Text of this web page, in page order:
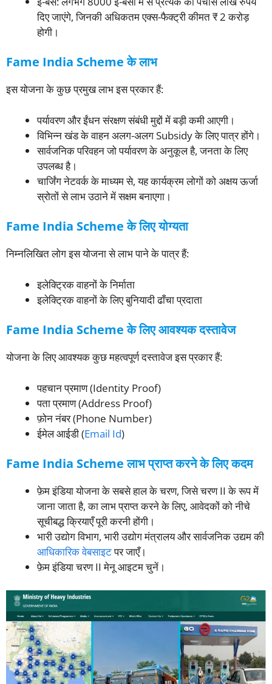
दिए जाएंगे, जिनकी अधिकतम एक्स-फैक्ट्री कीमत ₹ 2 करोड़
होगी।
Fame India Scheme के लाभ
इस योजना के कुछ प्रमुख लाभ इस प्रकार हैं:
पर्यावरण और ईंधन संरक्षण संबंधी मुद्दों में बड़ी कमी आएगी।
विभिन्न खंड के वाहन अलग-अलग Subsidy के लिए पात्र होंगे।
सार्वजनिक परिवहन जो पर्यावरण के अनुकूल है, जनता के लिए
उपलब्ध है।
चार्जिंग नेटवर्क के माध्यम से, यह कार्यक्रम लोगों को अक्षय ऊर्जा
स्रोतों से लाभ उठाने में सक्षम बनाएगा।
Fame India Scheme के लिए योग्यता
निम्नलिखित लोग इस योजना से लाभ पाने के पात्र हैं:
इलेक्ट्रिक वाहनों के निर्माता
इलेक्ट्रिक वाहनों के लिए बुनियादी ढाँचा प्रदाता
Fame India Scheme के लिए आवश्यक दस्तावेज
योजना के लिए आवश्यक कुछ महत्वपूर्ण दस्तावेज इस प्रकार हैं:
पहचान प्रमाण (Identity Proof)
पता प्रमाण (Address Proof)
फ़ोन नंबर (Phone Number)
ईमेल आईडी (Email Id)
Fame India Scheme लाभ प्राप्त करने के लिए कदम
फ़ेम इंडिया योजना के सबसे हाल के चरण, जिसे चरण II के रूप में
जाना जाता है, का लाभ प्राप्त करने के लिए, आवेदकों को नीचे
सूचीबद्ध क्रियाएँ पूरी करनी होंगी।
भारी उद्योग विभाग, भारी उद्योग मंत्रालय और सार्वजनिक उद्यम की
आधिकारिक वेबसाइटपर जाएँ।
फ़ेम इंडिया चरण II मेनू आइटम चुनें।